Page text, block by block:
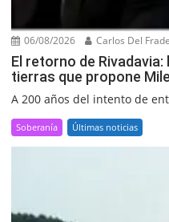
06/08/2026 Carlos Del Frade
El retorno de
tierras que propone
A 200 años del intento de
Soberanía Últimas noticias